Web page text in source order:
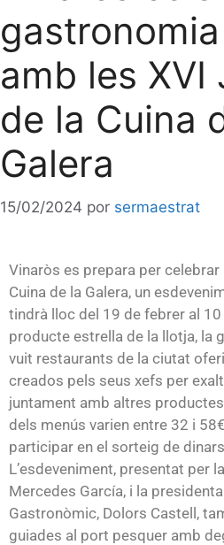
amb les XVI
de la Cuina
Galera
15/02/2024 por sermaestrat
Vinaròs es prepara per
Cuina de la Galera, un
tindrà lloc del 19 de febrer al
producte estrella de la llotja, la
vuit restaurants de la ciutat
creados pels seus xefs per
juntament amb altres
dels menús varien entre 32 i
participar en el sorteig de
L’esdeveniment, presentat per
Mercedes García, i la
Gastronòmic, Dolors Castell,
guiades al port pesquer amb